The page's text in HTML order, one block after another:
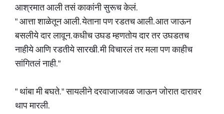
आश्रमात आली तसं काकांनी सुरूच केलं.
" आत्ता शाळेतून आली. येताना पण रडतच आली. आत जाऊन
बसलीये दार लावून. कधीच उघड म्हणतोय दार तर उघडतच
नाहीये आणि रडतीये सारखी. मी विचारलं तर मला पण काहीच
सांगितलं नाही. "
" थांबा मी बघते. " सायलीने दरवाजाजवळ जाऊन जोरात दारावर
थाप मारली.